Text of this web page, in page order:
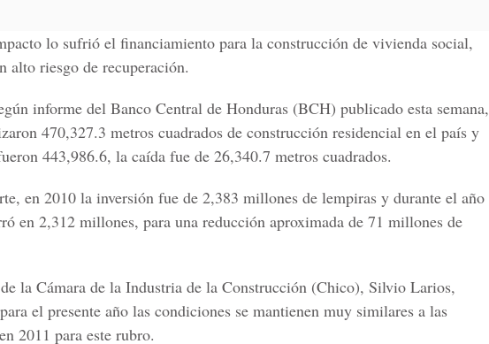
lo sufrió el financiamiento para la construcción de vivienda social,
alto riesgo de recuperación.
informe del Banco Central de Honduras (BCH) publicado esta semana,
470,327.3 metros cuadrados de construcción residencial en el país y
443,986.6, la caída fue de 26,340.7 metros cuadrados.
en 2010 la inversión fue de 2,383 millones de lempiras y durante el año
en 2,312 millones, para una reducción aproximada de 71 millones de
la Cámara de la Industria de la Construcción (Chico), Silvio Larios,
el presente año las condiciones se mantienen muy similares a las
2011 para este rubro.